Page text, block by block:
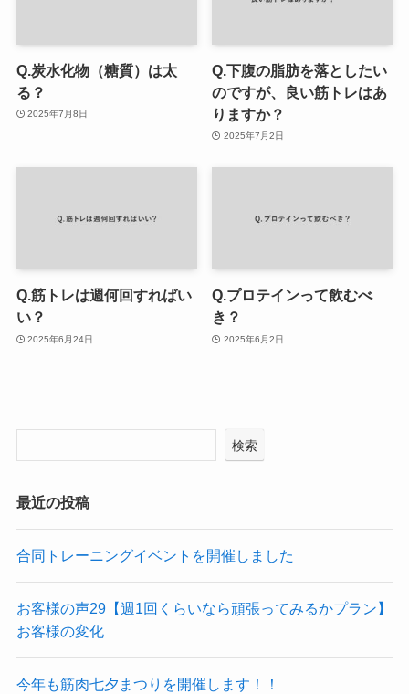
Q.炭水化物（糖質）は太
る？
2025年7月8日
Q.下腹の脂肪を落としたい
のですが、良い筋トレはあ
りますか？
2025年7月2日
Q.筋トレは週何回すればい
い？
2025年6月24日
Q.プロテインって飲むべ
き？
2025年6月2日
検索
最近の投稿
合同トレーニングイベントを開催しました
お客様の声29【週1回くらいなら頑張ってみるかプラン】
お客様の変化
今年も筋肉七夕まつりを開催します！！